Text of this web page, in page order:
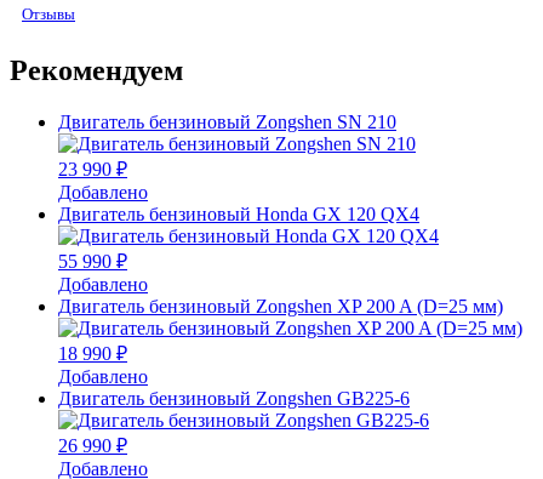
Отзывы
Рекомендуем
Двигатель бензиновый Zongshen SN 210
23 990 ₽
Добавлено
Двигатель бензиновый Honda GX 120 QX4
55 990 ₽
Добавлено
Двигатель бензиновый Zongshen XP 200 A (D=25 мм)
18 990 ₽
Добавлено
Двигатель бензиновый Zongshen GB225-6
26 990 ₽
Добавлено